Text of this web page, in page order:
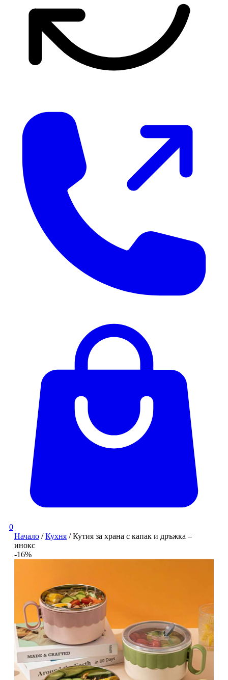
0
Начало /Кухня / Кутия за храна с капак и дръжка –
инокс
-16%